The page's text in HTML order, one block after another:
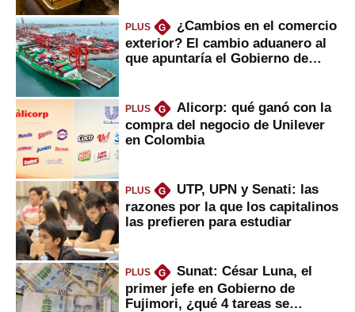
PLUS G
¿Cambios en el comercio
exterior? El cambio aduanero al
que apuntaría el Gobierno de
PLUS G
Alicorp: qué ganó con la
compra del negocio de Unilever
en Colombia
PLUS G
UTP, UPN y Senati: las
razones por la que los capitalinos
las prefieren para estudiar
PLUS G
Sunat: César Luna, el
primer jefe en Gobierno de
Fujimori, ¿qué 4 tareas se